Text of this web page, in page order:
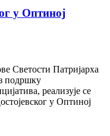
у Оптиној
Светости Патријарха
подршку
реализује се
у Оптиној